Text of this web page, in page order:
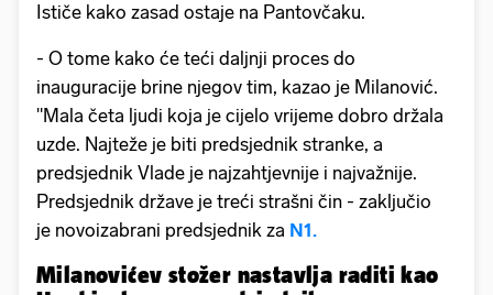
Ističe kako zasad ostaje na Pantovčaku.
- O tome kako će teći daljnji proces do
inauguracije brine njegov tim, kazao je Milanović.
"Mala četa ljudi koja je cijelo vrijeme dobro držala
uzde. Najteže je biti predsjednik stranke, a
predsjednik Vlade je najzahtjevnije i najvažnije.
Predsjednik države je treći strašni čin - zaključio
je novoizabrani predsjednik za N1.
Milanovićev stožer nastavlja raditi kao